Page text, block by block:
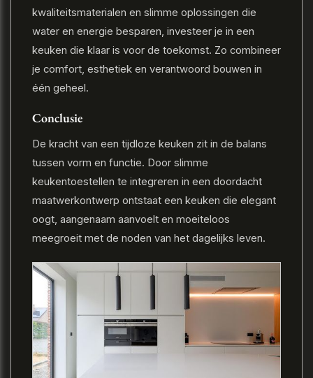
kwaliteitsmaterialen en slimme oplossingen die
water en energie besparen, investeer je in een
keuken die klaar is voor de toekomst. Zo combineer
je comfort, esthetiek en verantwoord bouwen in
één geheel.
Conclusie
De kracht van een tijdloze keuken zit in de balans
tussen vorm en functie. Door slimme
keukentoestellen te integreren in een doordacht
maatwerkontwerp ontstaat een keuken die elegant
oogt, aangenaam aanvoelt en moeiteloos
meegroeit met de noden van het dagelijks leven.